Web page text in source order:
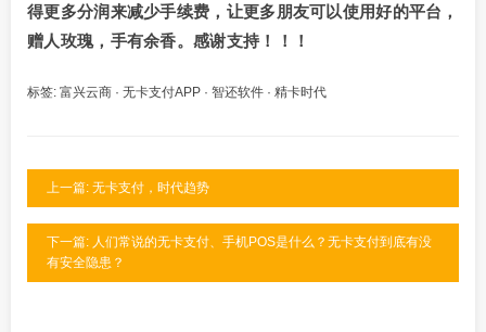
得更多分润来减少手续费，让更多朋友可以使用好的平台，
赠人玫瑰，手有余香。感谢支持！！！
标签: 富兴云商 · 无卡支付APP · 智还软件 · 精卡时代
上一篇: 无卡支付，时代趋势
下一篇: 人们常说的无卡支付、手机POS是什么？无卡支付到底有没
有安全隐患？